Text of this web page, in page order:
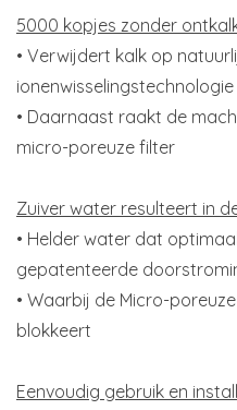
5000 kopjes zonder
• Verwijdert kalk op
ionenwisselingstechnologie
• Daarnaast raakt de
micro-poreuze filter
Zuiver water resulteert in
• Helder water dat
gepatenteerde
• Waarbij de Micro-
blokkeert
Eenvoudig gebruik en